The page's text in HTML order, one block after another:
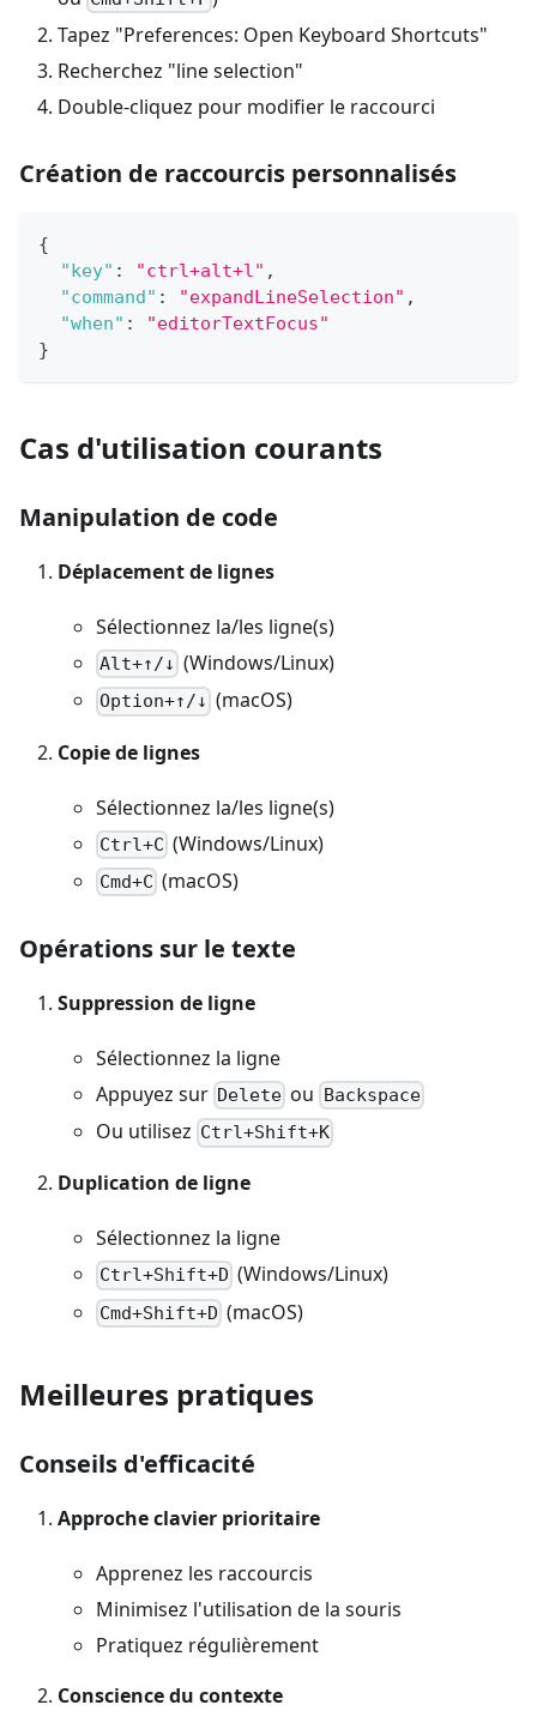
Tapez "Preferences: Open Keyboard Shortcuts"
Recherchez "line selection"
Double-cliquez pour modifier le raccourci
Création de raccourcis personnalisés
{
"key" : "ctrl+alt+l" ,
"command" : "expandLineSelection" ,
"when" :
"editorTextFocus"
}
Cas d'utilisation courants
Manipulation de code
Déplacement de lignes
Sélectionnez la/les ligne(s)
Alt+↑/↓ (Windows/Linux)
Option+↑/↓ (macOS)
Copie de lignes
Sélectionnez la/les ligne(s)
Ctrl+C (Windows/Linux)
Cmd+C (macOS)
Opérations sur le texte
Suppression de ligne
Sélectionnez la ligne
Appuyez sur Delete ou Backspace
Ou utilisez Ctrl+Shift+K
Duplication de ligne
Sélectionnez la ligne
Ctrl+Shift+D (Windows/Linux)
Cmd+Shift+D (macOS)
Meilleures pratiques
Conseils d'efficacité
Approche clavier prioritaire
Apprenez les raccourcis
Minimisez l'utilisation de la souris
Pratiquez régulièrement
Conscience du contexte